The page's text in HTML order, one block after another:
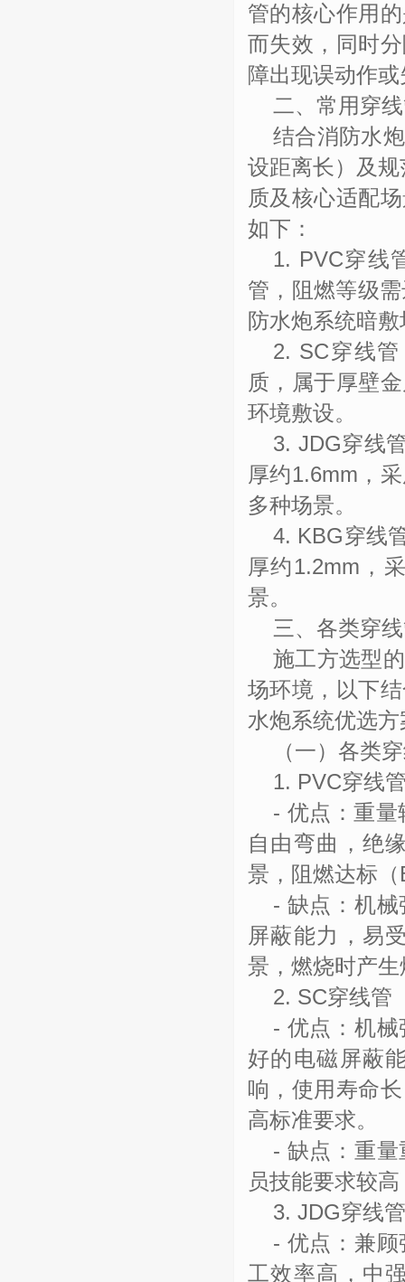
管的核心作用
而失效，同时
障出现误动作
二、常用穿
结合消防水
设距离长）及
质及核心适配
如下：
1. PVC穿线
管，阻燃等级
防水炮系统暗
2. SC穿线
质，属于厚壁
环境敷设。
3. JDG穿线
厚约1.6mm ，
多种场景。
4. KBG穿线
厚约 1.2mm ，
景。
三、各类穿
施工方选型
场环境，以下
水炮系统优选
（一）各类
1. PVC穿线
- 优点：重
自由弯曲，绝
景，阻燃达标（
- 缺点：机
屏蔽能力，易
景，燃烧时产
2. SC穿线管
- 优点：机
好的电磁屏蔽
响，使用寿命
高标准要求。
- 缺点：重
员技能要求较
3. JDG穿线管
- 优点：兼
工效率高，中